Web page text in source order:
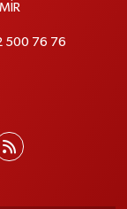
500 76 76